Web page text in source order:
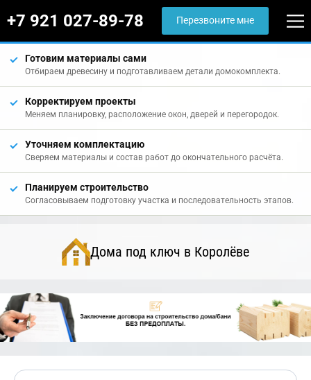
+7 921 027-89-78 Перезвоните мне
Готовим материалы сами
Отбираем древесину и подготавливаем детали домокомплекта.
Корректируем проекты
Меняем планировку, расположение окон, дверей и перегородок.
Уточняем комплектацию
Сверяем материалы и состав работ до окончательного расчёта.
Планируем строительство
Согласовываем подготовку участка и последовательность этапов.
Дома под ключ в Королёве